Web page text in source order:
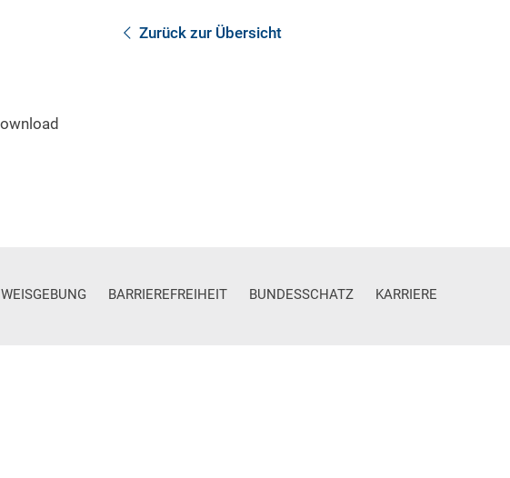
Zurück zur Übersicht
BARRIEREFREIHEIT BUNDESSCHATZ KARRIERE